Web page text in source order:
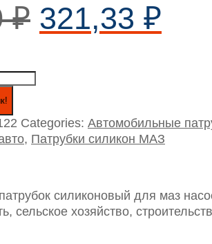
₽ 321,33 ₽
Categories: Автомобильные
, Патрубки силикон МАЗ
силиконовый для маз
сельское хозяйство,